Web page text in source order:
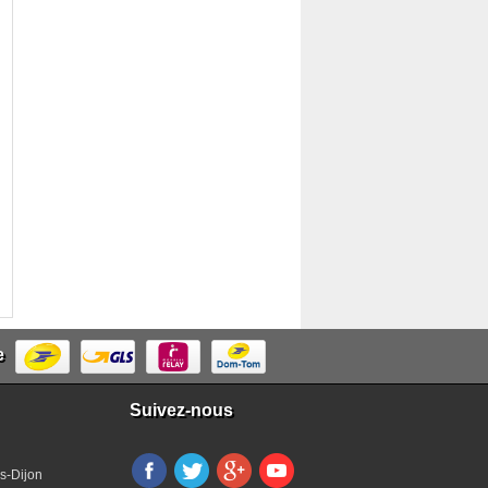
Dijon
Suivez-nous